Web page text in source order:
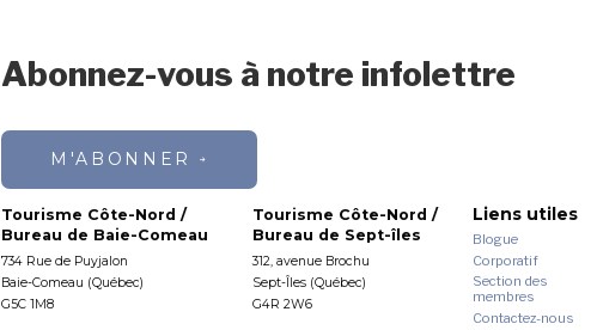
Abonnez-vous à notre infolettre
M'ABONNER
Tourisme Côte-Nord /
Bureau de Baie-Comeau
734 Rue de Puyjalon
Baie-Comeau (Québec)
G5C 1M8
Tourisme Côte-Nord /
Bureau de Sept-îles
312, avenue Brochu
Sept-Îles (Québec)
G4R 2W6
Liens utiles
Blogue
Corporatif
Section des
membres
Contactez-nous